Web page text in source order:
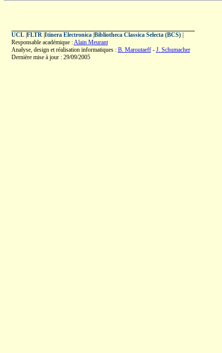
UCL| FLTR| Itinera Electronica| Bibliotheca Classica Selecta (BCS)|
Responsable académique :Alain Meurant
Analyse, design et réalisation informatiques : B. Maroutaeff- J. Schumacher
Dernière mise à jour : 29/09/2005